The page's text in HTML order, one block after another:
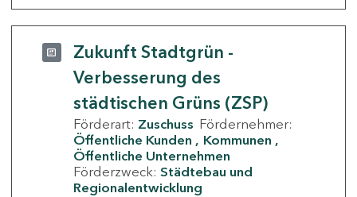
Zukunft Stadtgrün -
Verbesserung des
städtischen Grüns (ZSP)
Förderart: Zuschuss Fördernehmer:
Öffentliche Kunden
Kommunen
Öffentliche Unternehmen
Förderzweck: Städtebau und
Regionalentwicklung